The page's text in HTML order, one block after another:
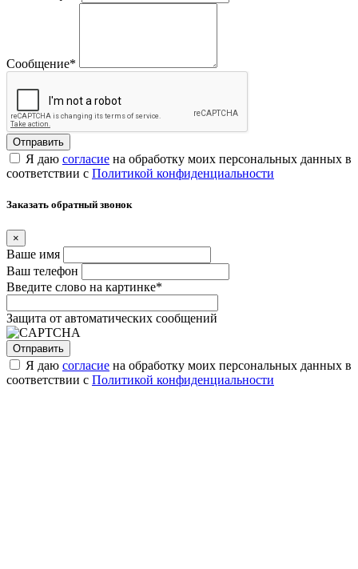
Сообщение*
Я даю согласие на обработку моих персональных данных в
соответствии с Политикой конфиденциальности
Заказать обратный звонок
×
Ваше имя
Ваш телефон
Введите слово на картинке*
Защита от автоматических сообщений
Я даю согласие на обработку моих персональных данных в
соответствии с Политикой конфиденциальности